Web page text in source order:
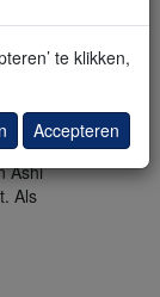
Ashi
Als
te klikken,
Accepteren